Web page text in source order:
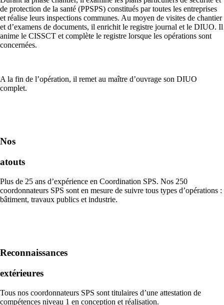
de protection de la santé (PPSPS) constitués par toutes les entreprises
et réalise leurs inspections communes. Au moyen de visites de chantier
et d’examens de documents, il enrichit le registre journal et le DIUO. Il
anime le CISSCT et complète le registre lorsque les opérations sont
concernées.
A la fin de l’opération, il remet au maître d’ouvrage son DIUO
complet.
Nos
atouts
Plus de 25 ans d’expérience en Coordination SPS. Nos 250
coordonnateurs SPS sont en mesure de suivre tous types d’opérations :
bâtiment, travaux publics et industrie.
Reconnaissances
extérieures
Tous nos coordonnateurs SPS sont titulaires d’une attestation de
compétences niveau 1 en conception et réalisation.